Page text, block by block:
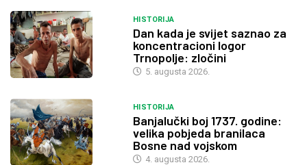
HISTORIJA
Dan kada je svijet saznao za
koncentracioni logor
Trnopolje: zločini
5. augusta 2026.
HISTORIJA
Banjalučki boj 1737. godine:
velika pobjeda branilaca
Bosne nad vojskom
4. augusta 2026.